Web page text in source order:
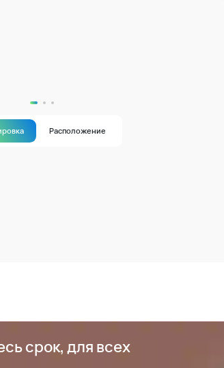
Расположение
срок, для всех